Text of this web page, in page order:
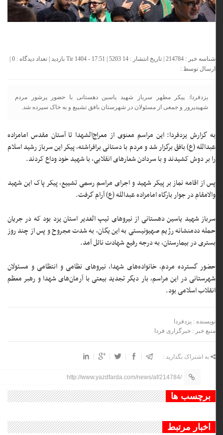
شناسه خبر : 214784 | تاریخ انتشار : 14 Tir 1404 - 17:51 | 5203 بازدید | تعداد دیدگاه : 0
|
ارسال توسط :
یزدفردا: پیکر مطهر سرباز شهید یاسین دهستانی با حضور پرشور مردم
شهیدپرور و جمعی از مسئولان در شهرستان بافق تشییع و به خاک سپرده شد.
به گزارش یزدفردا: این مراسم معنوی از معراج‌الشهدا تا آستان مقدس امامزاده
عبدالله (ع) بافق برگزار شد و مردم با دستانی برافراشته، پیکر این سرباز رشید اسلام
را بر دوش کشیدند و با سردادن شعار‌های انقلابی، با شهید خود وداع کردند.
پس از اقامه نماز بر پیکر شهید و اجرای مراسم رسمی تشییع، پیکر پاک این شهید
والامقام در جوار بارگاه امامزاده عبدالله (ع) آرام گرفت.
سرباز شهید یاسین دهستانی از نیرو‌های تیپ الغدیر استان یزد بود که در جریان
حمله ددمنشانه رژیم صهیونیستی به این یگان، به شدت مجروح و پس از چند روز
بستری در بیمارستان، به درجه رفیع شهادت نائل آمد.
حضور گسترده مردم، خانواده‌های شهدا، نیرو‌های نظامی و انتظامی و مسئولان
شهرستانی در این مراسم، بار دیگر تجدید بیعتی با آرمان‌های شهدا و رهبر معظم
انقلاب اسلامی بود.
نویسنده : یزدفردا
منبع خبر : خبرگزاری فردا
به اشتراک بگذارید :
http://www.yazdfarda.com/news/af/214784/
برچسب ها
اخبار مرتبط